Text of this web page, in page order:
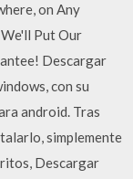
on Any
Put Our
Descargar
con su
android. Tras
simplemente
Descargar